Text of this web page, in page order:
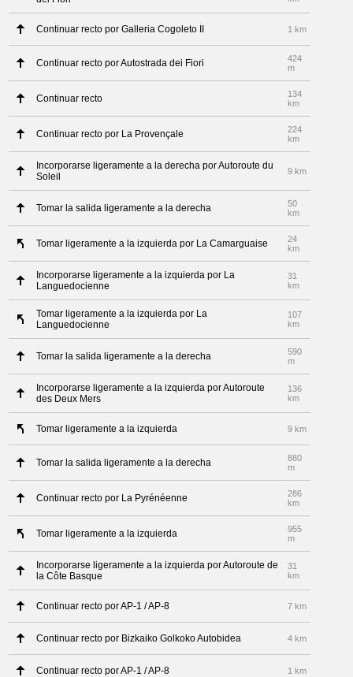
Continuar recto por Galleria Cogoleto II 1 km
Continuar recto por Autostrada dei Fiori
424
m
Continuar recto
134
km
Continuar recto por La Provençale
224
km
Incorporarse ligeramente a la derecha por Autoroute du
Soleil
9 km
Tomar la salida ligeramente a la derecha
50
km
Tomar ligeramente a la izquierda por La Camarguaise
24
km
Incorporarse ligeramente a la izquierda por La
Languedocienne
31
km
Tomar ligeramente a la izquierda por La
Languedocienne
107
km
Tomar la salida ligeramente a la derecha
590
m
Incorporarse ligeramente a la izquierda por Autoroute
des Deux Mers
136
km
Tomar ligeramente a la izquierda 9 km
Tomar la salida ligeramente a la derecha
880
m
Continuar recto por La Pyrénéenne
286
km
Tomar ligeramente a la izquierda
955
m
Incorporarse ligeramente a la izquierda por Autoroute de
la Côte Basque
31
km
Continuar recto por AP-1 / AP-8 7 km
Continuar recto por Bizkaiko Golkoko Autobidea 4 km
Continuar recto por AP-1 / AP-8 1 km